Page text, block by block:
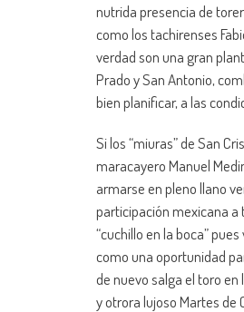
nutrida presencia de
como los tachirenses
verdad son una gran
Prado y San Antonio,
bien planificar, a las
Si los “miuras” de San
maracayero Manuel
armarse en pleno llano
participación mexicana a
“cuchillo en la boca”
como una oportunidad
de nuevo salga el toro
y otrora lujoso Martes de